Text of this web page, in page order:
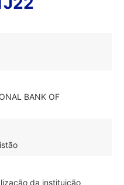
BANK OF
da instituição